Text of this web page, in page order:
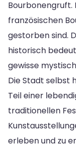
Bourbonengruft.
französischen
gestorben sind.
historisch
gewisse
Die Stadt selbst
Teil einer
traditionellen
erleben und zu